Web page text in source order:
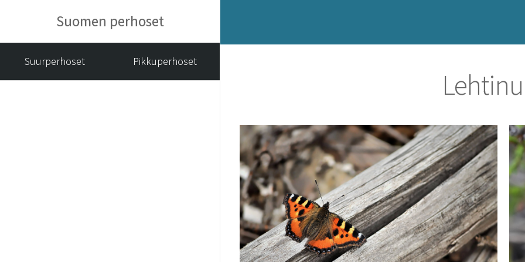
Suomen perhoset
Suurperhoset Pikkuperhoset